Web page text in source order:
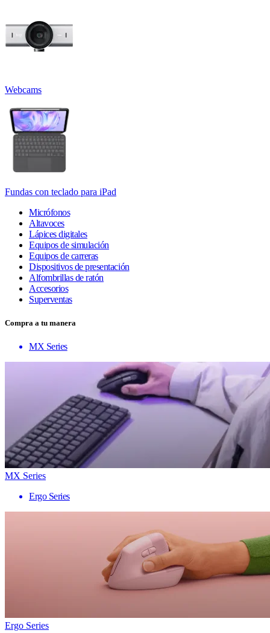
Webcams
Fundas con teclado para iPad
Micrófonos
Altavoces
Lápices digitales
Equipos de simulación
Equipos de carreras
Dispositivos de presentación
Alfombrillas de ratón
Accesorios
Superventas
Compra a tu manera
MX Series
MX Series
Ergo Series
Ergo Series